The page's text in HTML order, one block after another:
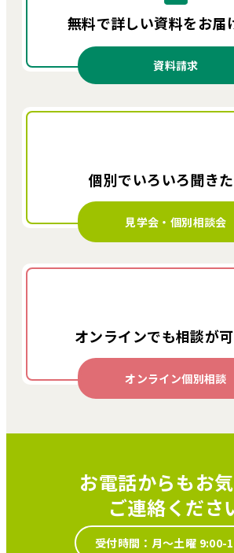
無料で詳しい資料をお届
資料請求
個別でいろいろ聞き
見学会・個別相談会
オンラインでも相談が
オンライン個別相談
お電話からもお
ご連絡くださ
受付時間：月～土曜 9:00-